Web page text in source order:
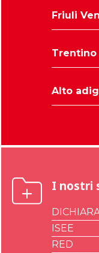
Belluno
Treviso
Venezia
Verona
Vicenza
Friuli
Udine
Gorizia
Trentino
Trento
Alto
I nostri
ISEE
RED